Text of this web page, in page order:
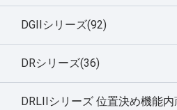
DGIIシリーズ(92)
DRシリーズ(36)
DRLIIシリーズ 位置決め機能